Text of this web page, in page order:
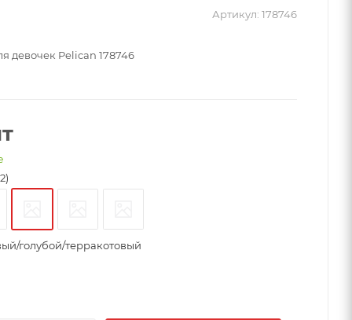
Артикул: 178746
девочек Pelican 178746
голубой/терракотовый